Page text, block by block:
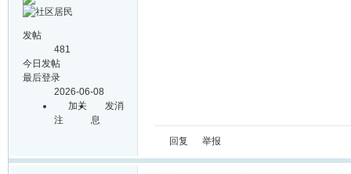
发帖
481
今日发帖
最后登录
2026-06-08
加关
注
发消
息
回复 举报